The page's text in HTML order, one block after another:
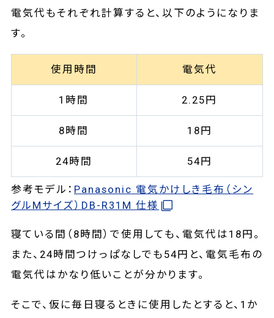
電気代もそれぞれ計算すると、以下のようになりま
す。
使用時間 電気代
1時間 2.25円
8時間 18円
24時間 54円
参考モデル： Panasonic 電気かけしき毛布（シン
グルMサイズ）DB-R31M 仕様
寝ている間（8時間）で使用しても、電気代は18円。
また、24時間つけっぱなしでも54円と、電気毛布の
電気代はかなり低いことが分かります。
そこで、仮に毎日寝るときに使用したとすると、1か